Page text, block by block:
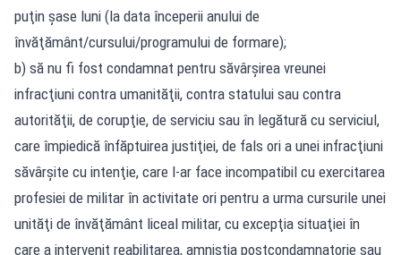
puţin şase luni (la data începerii anului de
învăţământ/cursului/programului de formare);
b) să nu fi fost condamnat pentru săvârşirea vreunei
infracţiuni contra umanităţii, contra statului sau contra
autorităţii, de corupţie, de serviciu sau în legătură cu serviciul,
care împiedică înfăptuirea justiţiei, de fals ori a unei infracţiuni
săvârşite cu intenţie, care l-ar face incompatibil cu exercitarea
profesiei de militar în activitate ori pentru a urma cursurile unei
unităţi de învăţământ liceal militar, cu excepţia situaţiei în
care a intervenit reabilitarea, amnistia postcondamnatorie sau